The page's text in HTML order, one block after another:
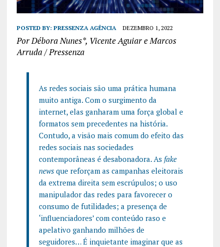
POSTED BY: PRESSENZA AGÊNCIA DEZEMBRO 1, 2022
Por Débora Nunes*, Vicente Aguiar e Marcos
Arruda / Pressenza
As redes sociais são uma prática humana
muito antiga. Com o surgimento da
internet, elas ganharam uma força global e
formatos sem precedentes na história.
Contudo, a visão mais comum do efeito das
redes sociais nas sociedades
contemporâneas é desabonadora. As fake
newsque reforçam as campanhas eleitorais
da extrema direita sem escrúpulos; o uso
manipulador das redes para favorecer o
consumo de futilidades; a presença de
‘influenciadores’ com conteúdo raso e
apelativo ganhando milhões de
seguidores… É inquietante imaginar que as